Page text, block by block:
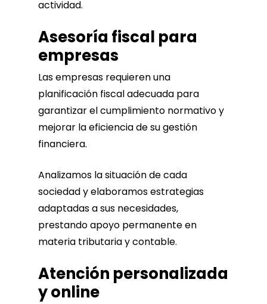
actividad.
Asesoría fiscal para
empresas
Las empresas requieren una
planificación fiscal adecuada para
garantizar el cumplimiento normativo y
mejorar la eficiencia de su gestión
financiera.
Analizamos la situación de cada
sociedad y elaboramos estrategias
adaptadas a sus necesidades,
prestando apoyo permanente en
materia tributaria y contable.
Atención personalizada
y online